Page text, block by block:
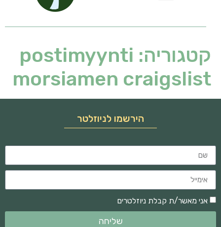
קטגוריה: postimyynti
morsiamen craigslist
הירשמו לניוזלטר
אני מאשר/ת קבלת ניוזלטרים
שליחה